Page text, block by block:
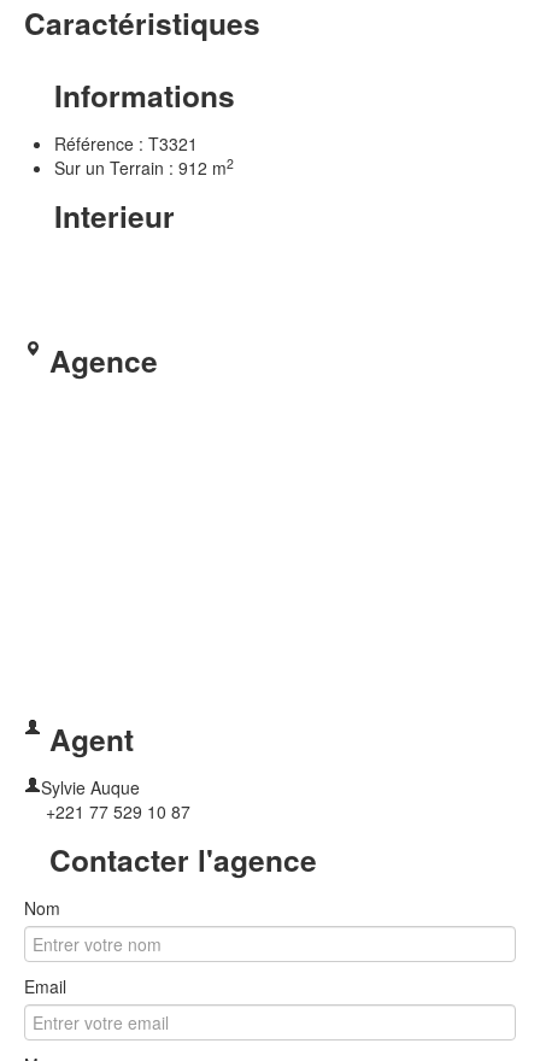
Caractéristiques
Informations
Référence : T3321
Sur un Terrain : 912 m2
Interieur
Agence
Agent
Sylvie Auque
+221 77 529 10 87
Contacter l'agence
Nom
Email